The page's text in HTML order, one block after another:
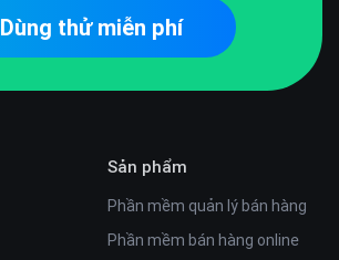
Dùng thử miễn phí
Sản phẩm
Phần mềm quản lý bán hàng
Phần mềm bán hàng online